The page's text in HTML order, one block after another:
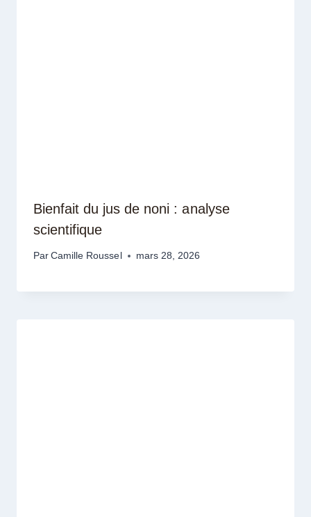
Bienfait du jus de noni : analyse
scientifique
Par Camille Roussel mars 28, 2026